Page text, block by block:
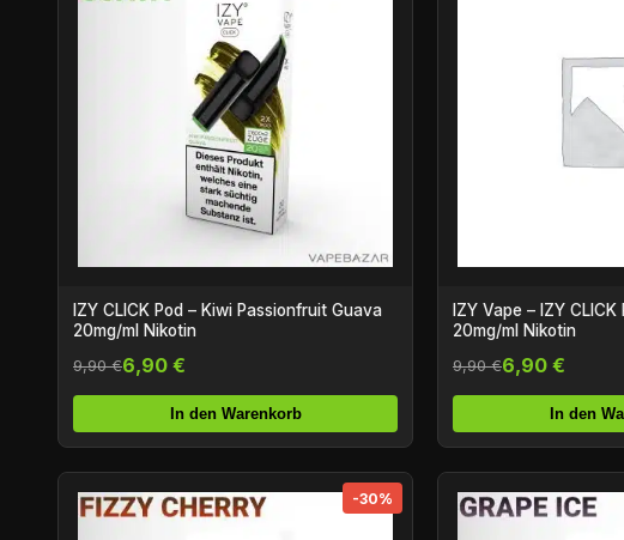
IZY CLICK Pod – Kiwi Passionfruit Guava
20mg/ml Nikotin
9,90 €6,90 €
In den Warenkorb
IZY Vape – IZY
20mg/ml Nikotin
9,90 €6,90 €
In den
-30%